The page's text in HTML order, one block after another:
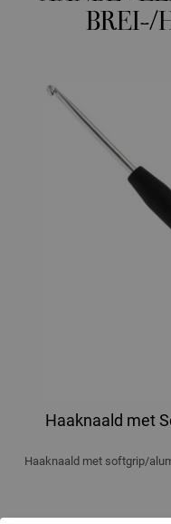
BREI-/
Haaknaald met
Haaknaald met softgrip/